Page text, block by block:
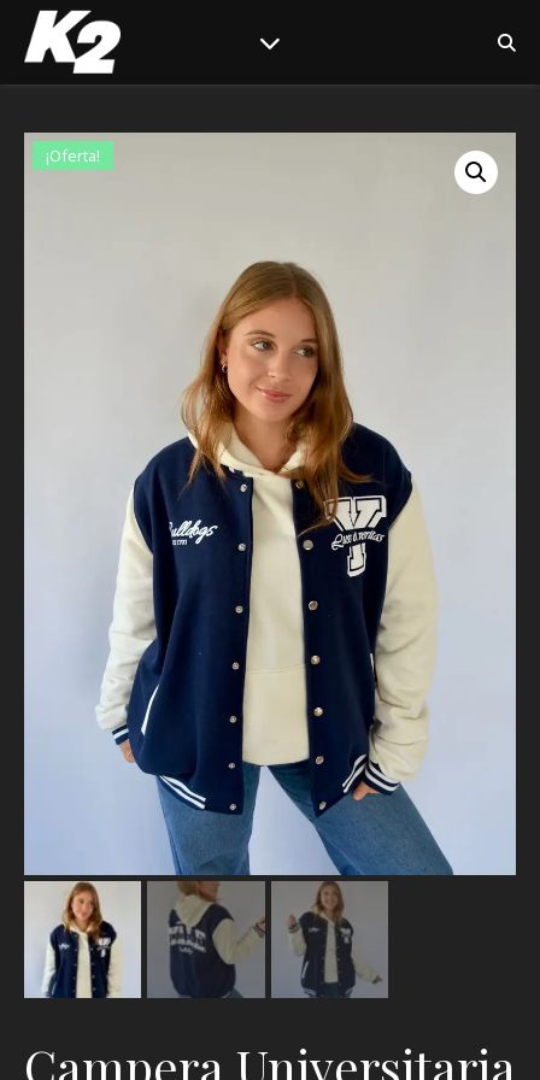
¡Oferta!
Campera Universitaria